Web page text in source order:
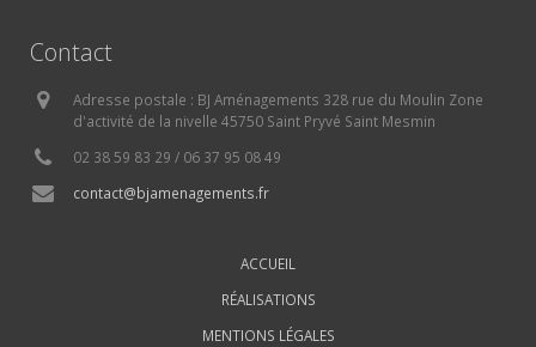
Contact
Adresse postale : BJ Aménagements 328 rue du Moulin Zone
d'activité de la nivelle 45750 Saint Pryvé Saint Mesmin
02 38 59 83 29 / 06 37 95 08 49
contact@bjamenagements.fr
ACCUEIL
RÉALISATIONS
MENTIONS LÉGALES